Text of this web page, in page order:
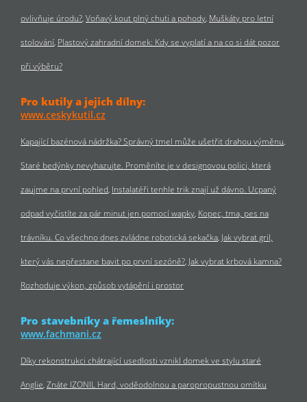
ovlivňuje úrodu? Voňavý kout plný chuti a pohody Muškáty pro letní
stolování Plastový zahradní domek: Kdy se vyplatí a na co si dát pozor
při výběru?
Pro kutily a jejich dílny:
www.ceskykutil.cz
Kapající bazénová nádržka? Správný tmel může ušetřit drahou výměnu
Staré bedýnky nevyhazujte. Proměníte je v designovou polici, která
zaujme na první pohled Instalatéři tenhle trik znají už dávno. Ucpaný
odpad vyčistíte za pár minut jen pomocí wapky Kopec, tma, pes na
trávníku. Co všechno dnes zvládne robotická sekačka Jak vybrat gril,
který vás nepřestane bavit po první sezóně? Jak vybrat krbová kamna?
Rozhoduje výkon, způsob vytápění i prostor
Pro stavebníky a řemeslníky:
www.fachmani.cz
Díky rekonstrukci chátrající usedlosti vznikl domek ve stylu staré
Anglie Znáte IZONIL Hard, voděodolnou a paropropustnou omítku